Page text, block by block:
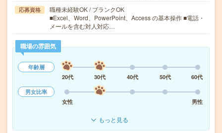
応募資格
職種未経験OK / ブランクOK
■Excel、Word、PowerPoint、Access の基本操作 ■電話・
メールを含む対人対応…
職場の雰囲気
年齢層
20代
30代 40代 50代
60代
男女比率
女性
男性
もっと見る